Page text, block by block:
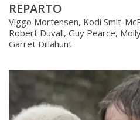
REPARTO
Viggo Mortensen, Kodi Smit-
Robert Duvall, Guy Pearce,
Garret Dillahunt